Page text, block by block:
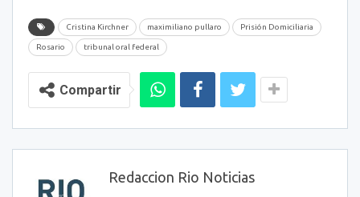
Cristina Kirchner maximiliano pullaro Prisión Domiciliaria
Rosario tribunal oral federal
Compartir
Redaccion Rio Noticias